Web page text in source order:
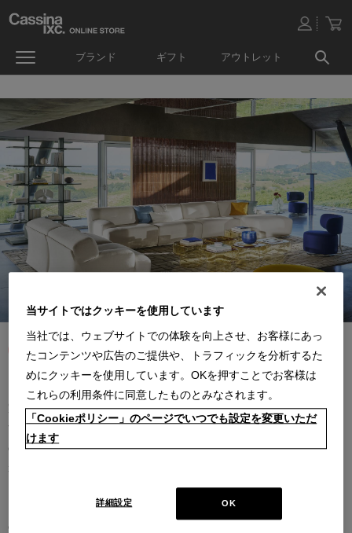
ブランド ギフト アウトレット
カッシーナは創業以来、インテリアの未来をデザインし続けてきた
家具業界では数少ないリーディングブランドとして知られていま
す。17世紀、イタリアで誕生したカッシーナは、教会の木製チェア
の製造に始まり、その後豪華客船の内装などを手掛け、技術力を確
ト・カッシーナによってカッシーナ社が設立されると、5０年代には
モダンファーニチャーの分野へと転身、その後多くの製品が世界中
の最も重要な美術館にコレクションされるなど、その完成度とデザ
当サイトではクッキーを使用しています
当社では、ウェブサイトでの体験を向上させ、お客様にあっ
たコンテンツや広告のご提供や、トラフィックを分析するた
めにクッキーを使用しています。OKを押すことでお客様は
これらの利用条件に同意したものとみなされます。
「Cookieポリシー」のページでいつでも設定を変更いただ
けます
OK
詳細設定